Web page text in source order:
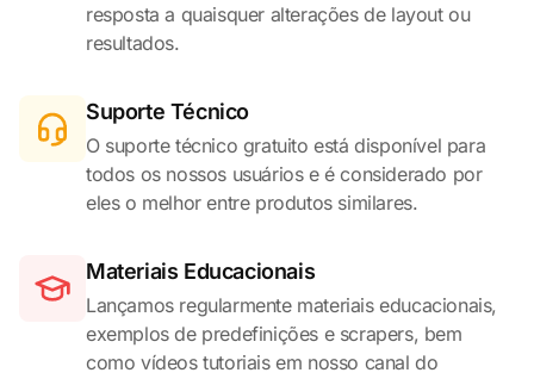
resposta a quaisquer alterações de layout ou
resultados.
Suporte Técnico
O suporte técnico gratuito está disponível para
todos os nossos usuários e é considerado por
eles o melhor entre produtos similares.
Materiais Educacionais
Lançamos regularmente materiais educacionais,
exemplos de predefinições e scrapers, bem
como vídeos tutoriais em nosso canal do